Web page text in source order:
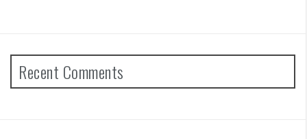
Recent Comments